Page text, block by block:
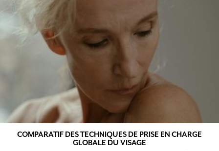
COMPARATIF DES TECHNIQUES DE PRISE EN CHARGE
GLOBALE DU VISAGE